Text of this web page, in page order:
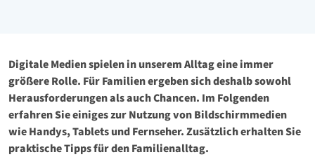
Digitale Medien spielen in unserem Alltag eine immer
größere Rolle. Für Familien ergeben sich deshalb sowohl
Herausforderungen als auch Chancen. Im Folgenden
erfahren Sie einiges zur Nutzung von Bildschirmmedien
wie Handys, Tablets und Fernseher. Zusätzlich erhalten Sie
praktische Tipps für den Familienalltag.